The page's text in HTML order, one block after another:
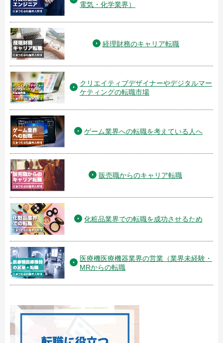
電気・化学業界）
経理財務のキャリア転職
クリエイティブデザイナーやデジタルマー
ケティングの転職市場
ゲーム業界への転職を考えている人へ
販売職からのキャリア転職
化粧品業界での転職を成功させるため
医療機医療機器業界の営業（業界未経験・
MRからの転職